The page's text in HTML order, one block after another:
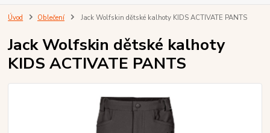
Úvod Oblečení Jack Wolfskin dětské kalhoty KIDS ACTIVATE PANTS
Jack Wolfskin dětské kalhoty
KIDS ACTIVATE PANTS